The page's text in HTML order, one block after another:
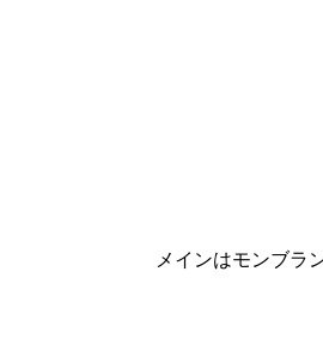
メインはモンブラ